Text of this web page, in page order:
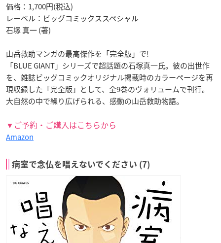
価格：1,700円(税込)
レーベル：ビッグコミックススペシャル
石塚 真一 (著)
山岳救助マンガの最高傑作を「完全版」で!
「BLUE GIANT」シリーズで超話題の石塚真一氏。彼の出世作
を、雑誌ビッグコミックオリジナル掲載時のカラーページを再
現収録した「完全版」として、全9巻のヴォリュームで刊行。
大自然の中で繰り広げられる、感動の山岳救助物語。
▼ご予約・ご購入はこちらから
Amazon
病室で念仏を唱えないでください (7)